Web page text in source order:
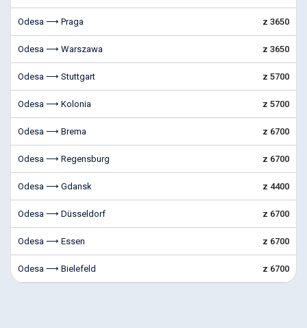
Odesa ⟶ Praga z 3650
Odesa ⟶ Warszawa z 3650
Odesa ⟶ Stuttgart z 5700
Odesa ⟶ Kolonia z 5700
Odesa ⟶ Brema z 6700
Odesa ⟶ Regensburg z 6700
Odesa ⟶ Gdansk z 4400
Odesa ⟶ Düsseldorf z 6700
Odesa ⟶ Essen z 6700
Odesa ⟶ Bielefeld z 6700